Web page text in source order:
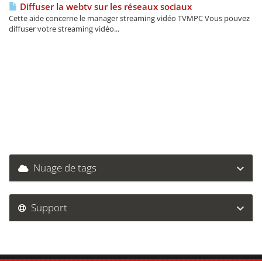
Diffuser la webtv sur les réseaux sociaux
Cette aide concerne le manager streaming vidéo TVMPC Vous pouvez
diffuser votre streaming vidéo...
Nuage de tags
Support